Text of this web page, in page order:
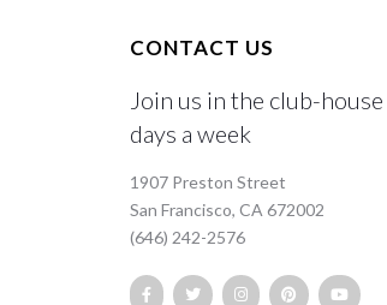
CONTACT US
Join us in the club-
days a week
1907 Preston Street
San Francisco, CA 672002
(646) 242-2576